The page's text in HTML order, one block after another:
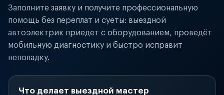
Заполните заявку и получите профессиональную
помощь без переплат и суеты: выездной
автоэлектрик приедет с оборудованием, проведёт
мобильную диагностику и быстро исправит
неполадку.
Что делает выездной мастер